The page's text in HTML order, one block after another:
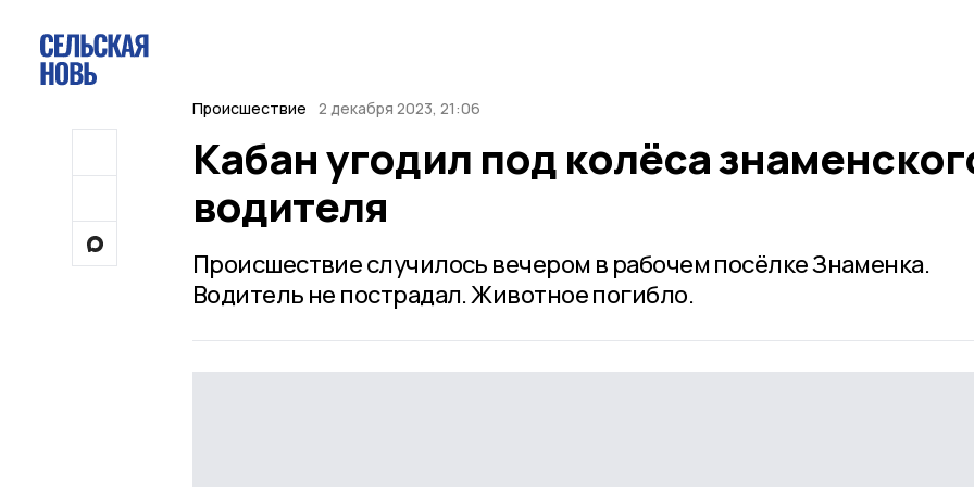
Происшествие 2 декабря 2023, 21:06
Кабан угодил под колёса
водителя
Происшествие случилось вечером в рабочем посёлке Знаменка.
Водитель не пострадал. Животное погибло.